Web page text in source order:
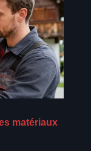
matériaux